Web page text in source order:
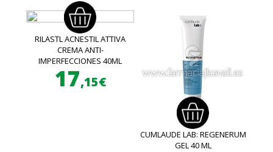
RILASTL ACNESTIL ATTIVA
CREMA ANTI-
IMPERFECCIONES 40ML
17,15€
CUMLAUDE LAB: REGENERUM
GEL 40 ML